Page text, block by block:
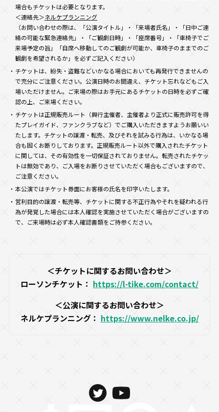
場合もチケットは必要となります。
＜連絡先＞ネルケプランニング
（お問い合わせの際は、「公演タイトル」・「来場者氏名」・「日中ご連
絡の可能な緊急連絡先」・「ご観劇日時」・「座席番号」・「車椅子でご
来場予定の旨」「自席へ移動してのご観劇が可能か、車椅子のままでのご
観劇を希望されるか」を必ずご記入ください）
チケットは、紛失・盗難などいかなる場合においても再発行できませんの
で充分にご注意ください。公演日時のお間違え、チケット忘れなどもご入
場いただけません。ご来場の際はお手元にあるチケットの日時を必ずご確
認の上、ご来場ください。
チケットは正規販売ルート（興行主催者、主催者より正式に販売許可を得
たプレイガイド、ファンクラブなど）でご購入いただきますようお願いい
たします。チケットの譲渡・転売、及びそれを試みる行為は、いかなる場
合も固くお断りしております。正規販売ルート以外で購入されたチケット
に関しては、その有効性を一切保証されておりません。転売されたチケッ
トは無効であり、ご入場をお断りさせていただく場合もございますので、
ご注意ください。
本公演ではチケット券面にお客様の氏名を印字いたします。
営利目的の譲渡・転売等、チケットに関する不正行為やそれを疑われる行
為が発覚した場合には本人確認を実施させていただく場合がございますの
で、ご来場時は必ず本人確認書類をご持参ください。
＜チケットに関するお問い合わせ＞
ローソンチケット： https://l-tike.com/contact/
＜公演に関するお問い合わせ＞
ネルケプランニング： https://www.nelke.co.jp/